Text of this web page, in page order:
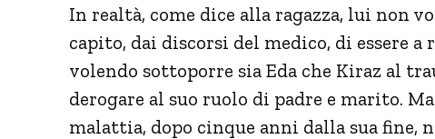
In realtà, come dice alla ragazza, lui non
capito, dai discorsi del medico, di essere
volendo sottoporre sia Eda che Kiraz al
derogare al suo ruolo di padre e marito.
malattia, dopo cinque anni dalla sua fine,